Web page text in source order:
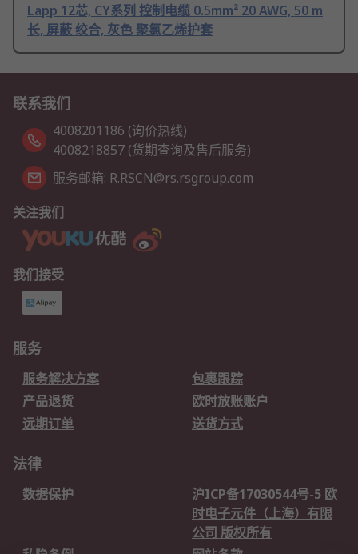
Lapp 12芯, CY系列 控制电缆 0.5mm² 20 AWG, 50 m
长, 屏蔽 绞合, 灰色 聚氯乙烯护套
联系我们
4008201186 (询价热线)
4008218857 (货期查询及售后服务)
服务邮箱: R.RSCN@rs.rsgroup.com
关注我们
我们接受
服务
服务解决方案
包裹跟踪
产品退货
欧时放账账户
远期订单
送货方式
法律
数据保护
沪ICP备17030544号-5 欧
时电子元件（上海）有限
公司 版权所有